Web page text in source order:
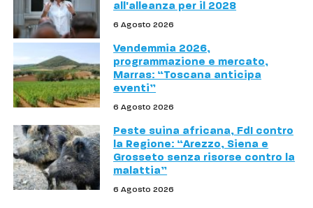
all'alleanza per il 2028
6 Agosto 2026
Vendemmia 2026,
programmazione e mercato,
Marras: “Toscana anticipa
eventi”
6 Agosto 2026
Peste suina africana, FdI contro
la Regione: “Arezzo, Siena e
Grosseto senza risorse contro la
malattia”
6 Agosto 2026